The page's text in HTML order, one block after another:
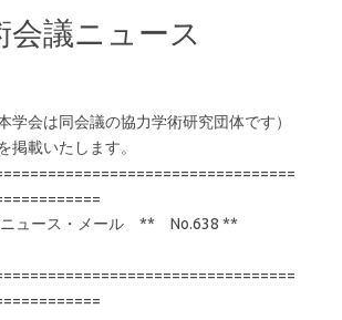
会議ニュース
学会は同会議の協力学術研究団体です）
掲載いたします。
ニュース・メール ** No.638 **